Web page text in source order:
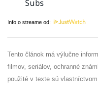
Info o streame od:
Tento článok má výlučne
filmov, seriálov, ochranné
použité v texte sú